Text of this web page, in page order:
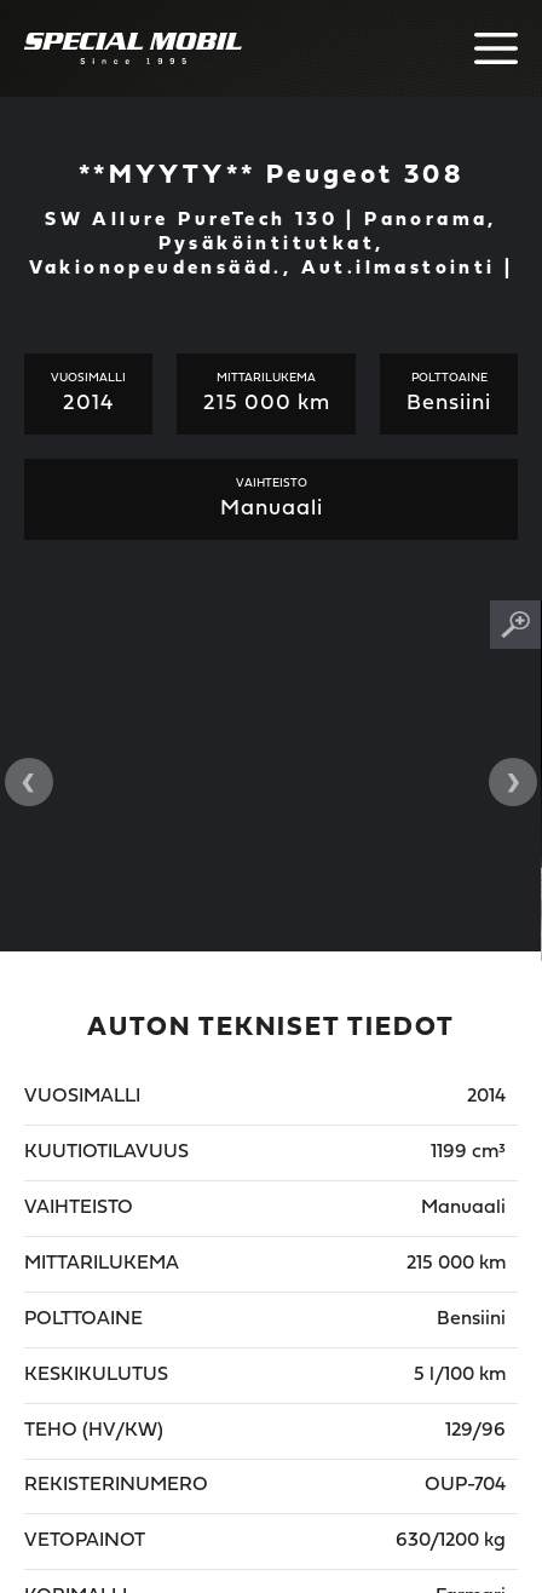
**MYYTY** Peugeot 308
SW Allure PureTech 130 | Panorama,
Pysäköintitutkat,
Vakionopeudensääd., Aut.ilmastointi |
VUOSIMALLI
2014
MITTARILUKEMA
215 000 km
POLTTOAINE
Bensiini
VAIHTEISTO
Manuaali
‹ ›
AUTON TEKNISET TIEDOT
VUOSIMALLI 2014
KUUTIOTILAVUUS 1199 cm³
VAIHTEISTO Manuaali
MITTARILUKEMA 215 000 km
POLTTOAINE Bensiini
KESKIKULUTUS 5 l/100 km
TEHO (HV/KW) 129/96
REKISTERINUMERO OUP-704
VETOPAINOT 630/1200 kg